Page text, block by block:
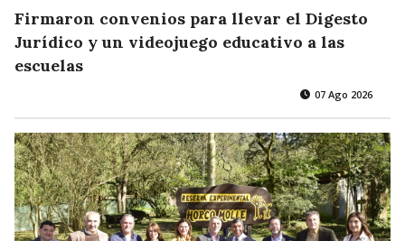
Firmaron convenios para llevar el Digesto
Jurídico y un videojuego educativo a las
escuelas
07 Ago 2026